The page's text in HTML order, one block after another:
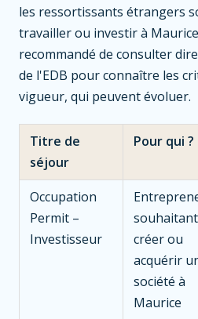
les ressortissants étrangers
travailler ou investir à
recommandé de consulter
de l'EDB pour connaître les
vigueur, qui peuvent évoluer.
Titre de
séjour
Pour qui ?
Occupation
Permit –
Investisseur
souhaitant
créer ou
acquérir
société à
Maurice